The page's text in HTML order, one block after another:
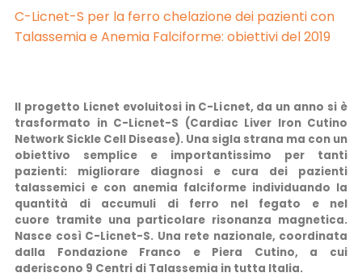
C-Licnet-S per la ferro chelazione dei pazienti con
Talassemia e Anemia Falciforme: obiettivi del 2019
Il progetto Licnet evoluitosi in C-Licnet, da un anno si è
trasformato in C-Licnet-S (Cardiac Liver Iron Cutino
Network Sickle Cell Disease). Una sigla strana ma con un
obiettivo semplice e importantissimo per tanti
pazienti: migliorare diagnosi e cura dei pazienti
talassemici e con anemia falciforme individuando la
quantità di accumuli di ferro nel fegato e nel
cuore tramite una particolare risonanza magnetica.
Nasce così C-Licnet-S. Una rete nazionale, coordinata
dalla Fondazione Franco e Piera Cutino, a cui
aderiscono 9 Centri di Talassemia in tutta Italia.